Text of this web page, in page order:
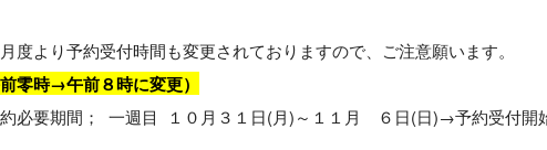
度より予約受付時間も変更されておりますので、ご注意願います。
前零時→午前８時に変更）
必要期間； 一週目 １０月３１日(月)～１１月 ６日(日)→予約受付開